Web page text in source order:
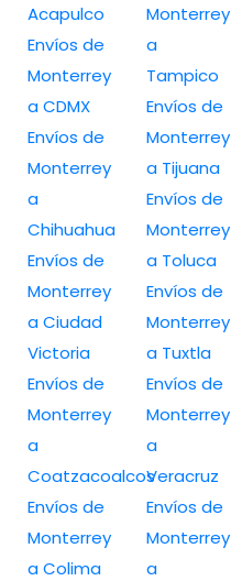
Acapulco
Envíos de
Monterrey
a CDMX
Envíos de
Monterrey
a
Chihuahua
Envíos de
Monterrey
a Ciudad
Victoria
Envíos de
Monterrey
a
Coatzacoalcos
Envíos de
Monterrey
a Colima
Monterrey
a
Tampico
Envíos de
Monterrey
a Tijuana
Envíos de
Monterrey
a Toluca
Envíos de
Monterrey
a Tuxtla
Envíos de
Monterrey
a
Veracruz
Envíos de
Monterrey
a